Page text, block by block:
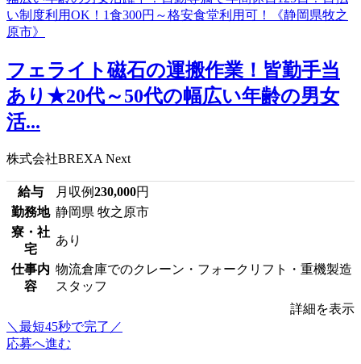
フェライト磁石の運搬作業！皆勤手当
あり★20代～50代の幅広い年齢の男女
活...
株式会社BREXA Next
給与 月収例230,000円
勤務地 静岡県 牧之原市
寮・社
宅
あり
仕事内
容
物流倉庫でのクレーン・フォークリフト・重機製造
スタッフ
詳細を表示
＼最短45秒で完了／
応募へ進む